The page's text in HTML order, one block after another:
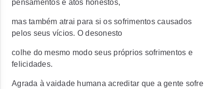
pensamentos e atos honestos,
mas também atrai para si os sofrimentos causados
pelos seus vícios. O desonesto
colhe do mesmo modo seus próprios sofrimentos e
felicidades.
Agrada à vaidade humana acreditar que a gente sofre